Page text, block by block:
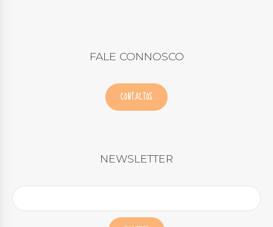
FALE CONNOSCO
CONTACTOS
NEWSLETTER